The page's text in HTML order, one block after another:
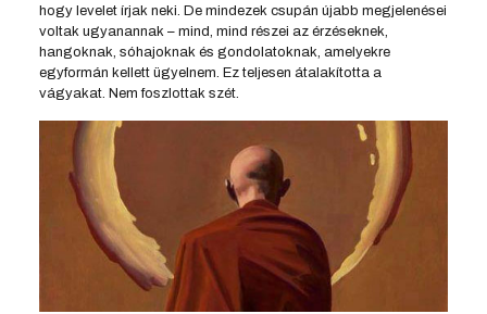
hogy levelet írjak neki. De mindezek csupán újabb megjelenései
voltak ugyanannak – mind, mind részei az érzéseknek,
hangoknak, sóhajoknak és gondolatoknak, amelyekre
egyformán kellett ügyelnem. Ez teljesen átalakította a
vágyakat. Nem foszlottak szét.